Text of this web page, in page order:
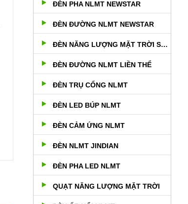
ĐÈN PHA NLMT NEWSTAR
ĐÈN ĐƯỜNG NLMT NEWSTAR
ĐÈN NĂNG LƯỢNG MẶT TRỜI SÂN VƯỜN
ĐÈN ĐƯỜNG NLMT LIỀN THỂ
ĐÈN TRỤ CỔNG NLMT
ĐÈN LED BÚP NLMT
ĐÈN CẢM ỨNG NLMT
ĐÈN NLMT JINDIAN
ĐÈN PHA LED NLMT
QUẠT NĂNG LƯỢNG MẶT TRỜI